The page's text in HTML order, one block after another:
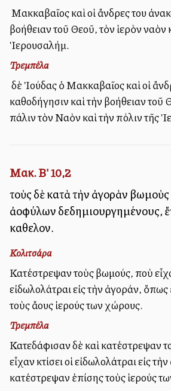
Ὁ Μακκαβαῖος καὶ οἱ ἄνδρες του
βοήθειαν τοῦ Θεοῦ, τὸν ἱερὸν ναὸν
Ἱερουσαλήμ.
Τρεμπέλα
Ὁ δὲ Ἰούδας ὁ Μακκαβαῖος καὶ οἱ
καθοδήγησιν καὶ τὴν βοήθειαν
πάλιν τὸν Ναὸν καὶ τὴν πόλιν τῆς
Μακ. Β' 10,2
τοὺς δὲ κατὰ τὴν ἀγορὰν
ἀλλοφύλων δεδημιουργημένους,
καθεῖλον.
Κολιτσάρα
Κατέστρεψαν τοὺς βωμούς, ποὺ
εἰδωλολάτραι εἰς τὴν ἀγοράν,
τοὺς ἄλλους ἱερούς των χώρους.
Τρεμπέλα
Κατεδάφισαν δὲ καὶ κατέστρεψαν
εἶχαν κτίσει οἱ εἰδωλολάτραι εἰς
κατέστρεψαν ἐπίσης τοὺς ἱερούς